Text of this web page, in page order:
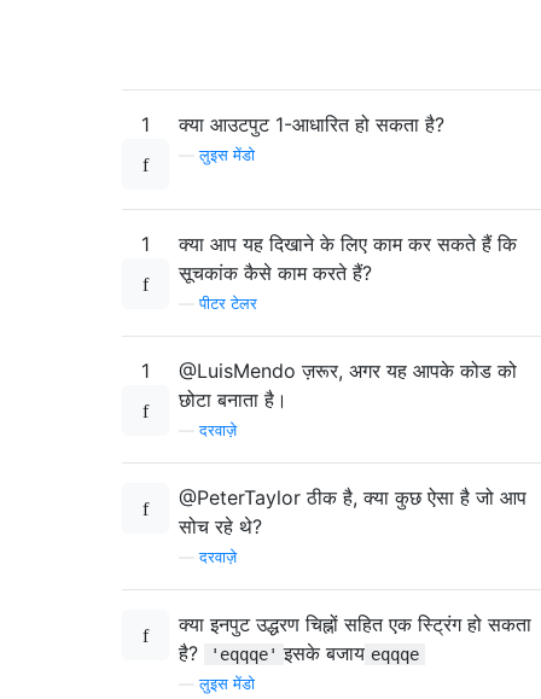
1 क्या आउटपुट 1-आधारित हो सकता है?
—लुइस मेंडो
1
क्या आप यह दिखाने के लिए काम कर सकते हैं कि
सूचकांक कैसे काम करते हैं?
—पीटर टेलर
1
@LuisMendo ज़रूर, अगर यह आपके कोड को
छोटा बनाता है।
—दरवाज़े
@PeterTaylor ठीक है, क्या कुछ ऐसा है जो आप
सोच रहे थे?
—दरवाज़े
क्या इनपुट उद्धरण चिह्नों सहित एक स्ट्रिंग हो सकता
है?
'eqqqe' इसके बजाय eqqqe
—लुइस मेंडो